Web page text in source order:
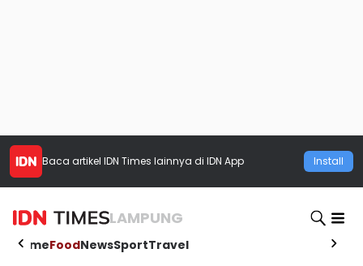
Baca artikel IDN Times lainnya di IDN App Install
LAMPUNG
HomeFoodNewsSportTravel